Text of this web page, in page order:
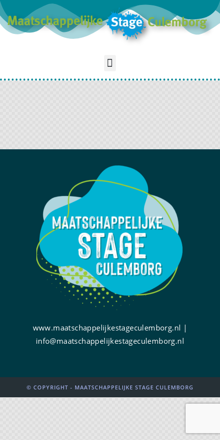
www.maatschappelijkestageculemborg.nl |
info@maatschappelijkestageculemborg.nl
© COPYRIGHT - MAATSCHAPPELIJKE STAGE CULEMBORG